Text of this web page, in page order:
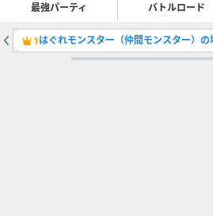
最強パーティ バトルロード
1